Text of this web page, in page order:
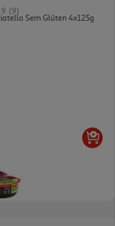
(9)
Sem Glúten 4x125g